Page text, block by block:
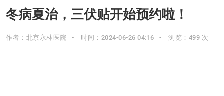
冬病夏治，三伏贴开始预约啦！
作者：北京永林医院 时间：2024-06-26 04:16 浏览：499 次